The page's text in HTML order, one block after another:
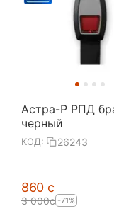
Астра-Р РПД
черный
КОД: 26243
‍860‍ с
3 000с -71%